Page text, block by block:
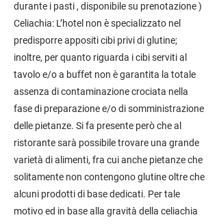
durante i pasti , disponibile su prenotazione )
Celiachia: L’hotel non è specializzato nel
predisporre appositi cibi privi di glutine;
inoltre, per quanto riguarda i cibi serviti al
tavolo e/o a buffet non è garantita la totale
assenza di contaminazione crociata nella
fase di preparazione e/o di somministrazione
delle pietanze. Si fa presente però che al
ristorante sarà possibile trovare una grande
varietà di alimenti, fra cui anche pietanze che
solitamente non contengono glutine oltre che
alcuni prodotti di base dedicati. Per tale
motivo ed in base alla gravità della celiachia